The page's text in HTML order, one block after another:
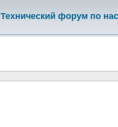
Технический форум по